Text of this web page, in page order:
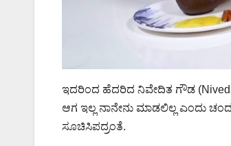
ಇದರಿಂದ ಹೆದರಿದ ನಿವೇದಿತ ಗೌಡ
ಆಗ ಇಲ್ಲ ನಾನೇನು ಮಾಡಲಿಲ್ಲ ಎಂದು
ಸೂಚಿಸಿಪದ್ರಂತೆ.